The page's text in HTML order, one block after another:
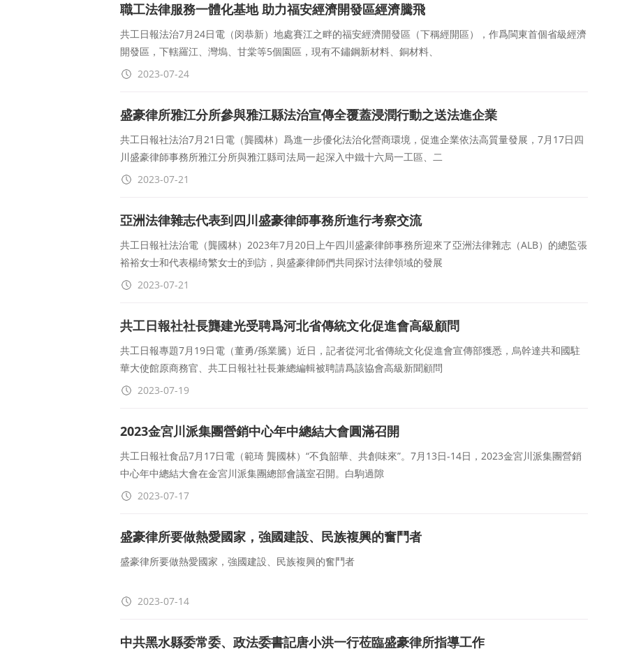
職工法律服務一體化基地 助力福安經濟開發區經濟騰飛
共工日報法治7月24日電（闵恭新）地處賽江之畔的福安經濟開發區（下稱經開區），作爲閩東首個省級經濟
開發區，下轄羅江、灣塢、甘棠等5個園區，現有不鏽鋼新材料、銅材料、
2023-07-24
盛豪律所雅江分所參與雅江縣法治宣傳全覆蓋浸潤行動之送法進企業
共工日報社法治7月21日電（龔國林）爲進一步優化法治化營商環境，促進企業依法高質量發展，7月17日四
川盛豪律師事務所雅江分所與雅江縣司法局一起深入中鐵十六局一工區、二
2023-07-21
亞洲法律雜志代表到四川盛豪律師事務所進行考察交流
共工日報社法治電（龔國林）2023年7月20日上午四川盛豪律師事務所迎來了亞洲法律雜志（ALB）的總監張
裕裕女士和代表楊绮繁女士的到訪，與盛豪律師們共同探讨法律領域的發展
2023-07-21
共工日報社社長龔建光受聘爲河北省傳統文化促進會高級顧問
共工日報專題7月19日電（董勇/孫業騰）近日，記者從河北省傳統文化促進會宣傳部獲悉，烏幹達共和國駐
華大使館原商務官、共工日報社社長兼總編輯被聘請爲該協會高級新聞顧問
2023-07-19
2023金宮川派集團營銷中心年中總結大會圓滿召開
共工日報社食品7月17日電（範琦 龔國林）“不負韶華、共創味來”。7月13日-14日，2023金宮川派集團營銷
中心年中總結大會在金宮川派集團總部會議室召開。白駒過隙
2023-07-17
盛豪律所要做熱愛國家，強國建設、民族複興的奮鬥者
盛豪律所要做熱愛國家，強國建設、民族複興的奮鬥者
2023-07-14
中共黑水縣委常委、政法委書記唐小洪一行莅臨盛豪律所指導工作